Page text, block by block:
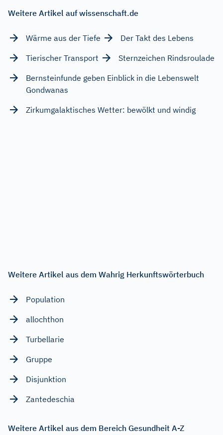
Weitere Artikel auf wissenschaft.de
Wärme aus der Tiefe
Der Takt des Lebens
Tierischer Transport
Sternzeichen Rindsroulade
Bernsteinfunde geben Einblick in die Lebenswelt
Gondwanas
Zirkumgalaktisches Wetter: bewölkt und windig
Weitere Artikel aus dem Wahrig Herkunftswörterbuch
Population
allochthon
Turbellarie
Gruppe
Disjunktion
Zantedeschia
Weitere Artikel aus dem Bereich Gesundheit A-Z